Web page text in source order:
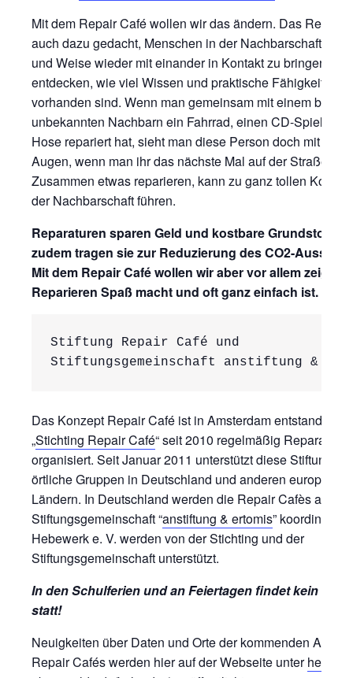
Mit dem Repair Café wollen wir das ändern. Das Repair
auch dazu gedacht, Menschen in der Nachbarschaft auf
und Weise wieder mit einander in Kontakt zu bringen.
entdecken, wie viel Wissen und praktische Fähigkeiten
vorhanden sind. Wenn man gemeinsam mit einem bis
unbekannten Nachbarn ein Fahrrad, einen CD-Spieler
Hose repariert hat, sieht man diese Person doch mit
Augen, wenn man ihr das nächste Mal auf der Straße
Zusammen etwas reparieren, kann zu ganz tollen
der Nachbarschaft führen.
Reparaturen sparen Geld und kostbare Grundstoffe
zudem tragen sie zur Reduzierung des CO2-
Mit dem Repair Café wollen wir aber vor allem zeigen,
Reparieren Spaß macht und oft ganz einfach ist.
Stiftung Repair Café und
Stiftungsgemeinschaft anstiftung &
Das Konzept Repair Café ist in Amsterdam entstanden,
„Stichting Repair Café“ seit 2010 regelmäßig
organisiert. Seit Januar 2011 unterstützt diese Stiftung
örtliche Gruppen in Deutschland und anderen
Ländern. In Deutschland werden die Repair Cafès auch
Stiftungsgemeinschaft “anstiftung & ertomis” koordiniert.
Hebewerk e. V. werden von der Stichting und der
Stiftungsgemeinschaft unterstützt.
In den Schulferien und an Feiertagen findet kein
statt!
Neuigkeiten über Daten und Orte der kommenden
Repair Cafés werden hier auf der Webseite unter